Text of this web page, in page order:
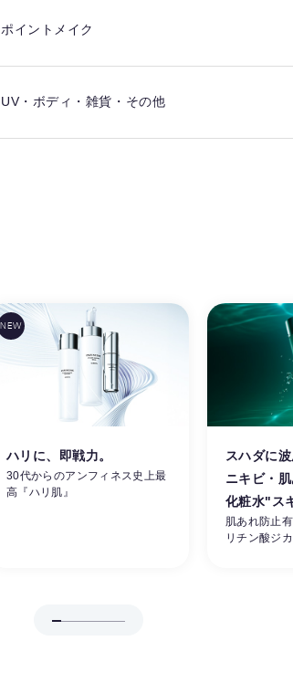
ポイントメイク
UV・ボディ・雑貨・その他
ハリに、即戦力。
30代からのアンフィネス史上最
高『ハリ肌』
スハダに
ニキビ・
化粧水"ス
肌あれ防止
リチン酸ジ